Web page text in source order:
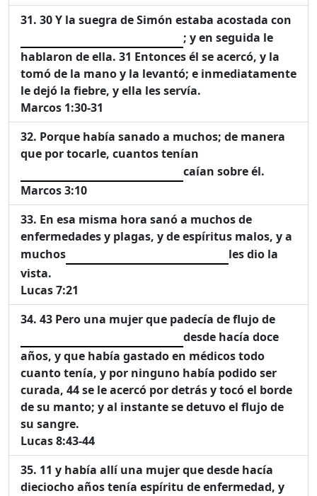
30 Y la suegra de Simón estaba acostada con
; y en seguida le
hablaron de ella. 31 Entonces él se acercó, y la
tomó de la mano y la levantó; e inmediatamente
le dejó la fiebre, y ella les servía.
Marcos 1:30-31
Porque había sanado a muchos; de manera
que por tocarle, cuantos tenían
caían sobre él.
Marcos 3:10
En esa misma hora sanó a muchos de
enfermedades y plagas, y de espíritus malos, y a
muchos
les dio la
vista.
Lucas 7:21
43 Pero una mujer que padecía de flujo de
desde hacía doce
años, y que había gastado en médicos todo
cuanto tenía, y por ninguno había podido ser
curada, 44 se le acercó por detrás y tocó el borde
de su manto; y al instante se detuvo el flujo de
su sangre.
Lucas 8:43-44
11 y había allí una mujer que desde hacía
dieciocho años tenía espíritu de enfermedad, y